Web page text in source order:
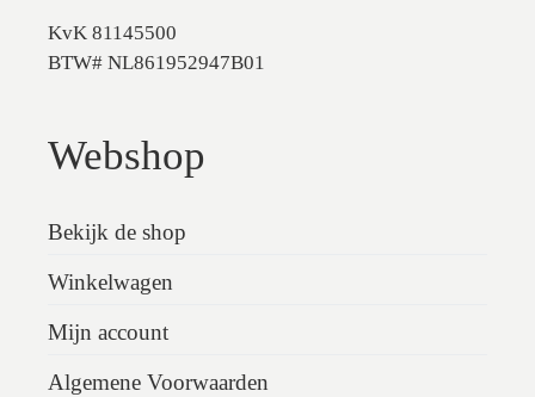
KvK 81145500
BTW# NL861952947B01
Webshop
Bekijk de shop
Winkelwagen
Mijn account
Algemene Voorwaarden